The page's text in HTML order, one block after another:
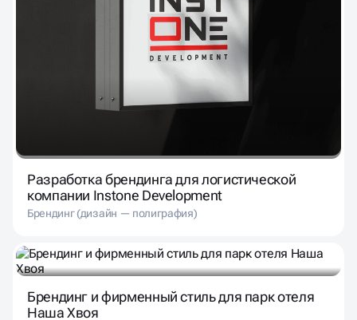
Разработка брендинга для логистической
компании Instone Development
Брендинг (дизайн — полиграфия)
Брендинг и фирменный стиль для парк отеля
Наша Хвоя